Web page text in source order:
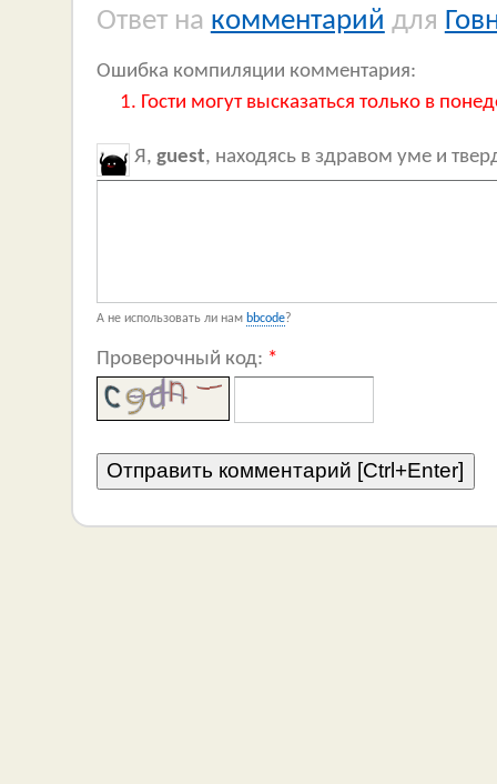
Ответ на комментарий для
Ошибка компиляции комментария:
Гости могут высказаться только в
Я, guest, находясь в здравом уме и
А не использовать ли нам bbcode?
Проверочный код: *